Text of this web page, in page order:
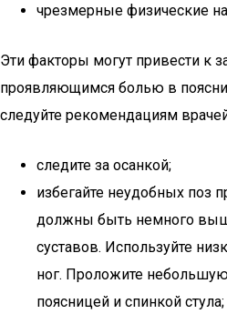
чрезмерные физические
Эти факторы могут привести к
проявляющимся болью в
следуйте рекомендациям
следите за осанкой;
избегайте неудобных поз
должны быть немного
суставов. Используйте
ног. Проложите
поясницей и спинкой стула;